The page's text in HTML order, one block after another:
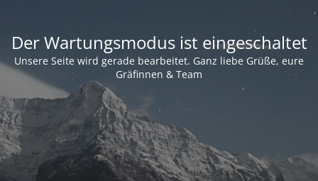
Der Wartungsmodus ist eingeschaltet
Unsere Seite wird gerade bearbeitet. Ganz liebe Grüße, eure
Gräfinnen & Team